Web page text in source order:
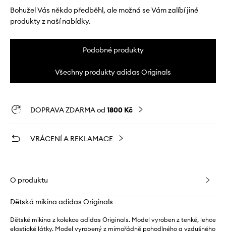
Bohužel Vás někdo předběhl, ale možná se Vám zalíbí jiné
produkty z naší nabídky.
Podobné produkty
Všechny produkty adidas Originals
DOPRAVA ZDARMA od 1800 Kč
VRÁCENÍ A REKLAMACE
O produktu
Dětská mikina adidas Originals
Dětské mikina z kolekce adidas Originals. Model vyroben z tenké, lehce
elastické látky. Model vyrobený z mimořádně pohodlného a vzdušného